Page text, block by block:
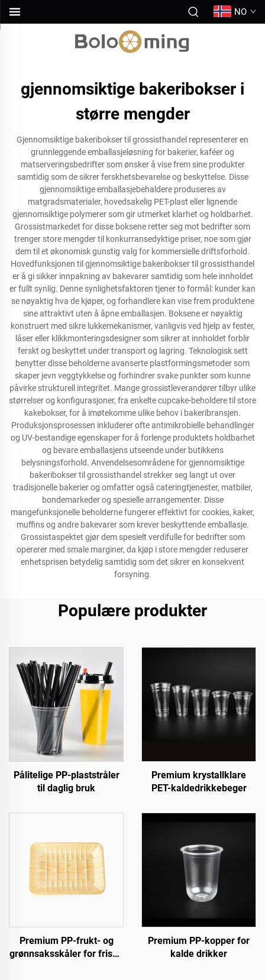
NO
gjennomsiktige bakeribokser i
større mengder
Gjennomsiktige bakeribokser til grossisthandel representerer en
grunnleggende emballasjeløsning for bakerier, kaféer og
matserveringsbedrifter som ønsker å vise frem sine produkter
samtidig som de sikrer ferskhetsbevarelse og beskyttelse. Disse
gjennomsiktige emballasjebehaldere produseres av
matgradsmaterialer, hovedsakelig PET-plast eller lignende
gjennomsiktige polymerer som gir utmerket klarhet og holdbarhet.
Grossistmarkedet for disse boksene retter seg mot bedrifter som
trenger store mengder til konkurransedyktige priser, noe som gjør
dem til et økonomisk gunstig valg for kommersielle driftsforhold.
Hovedfunksjonen til gjennomsiktige bakeribokser til grossisthandel
er å gi sikker innpakning av bakevarer samtidig som hele innholdet
er fullt synlig. Denne synlighetsfaktoren tjener to formål: kunder kan
se nøyaktig hva de kjøper, og forhandlere kan vise frem produktene
sine attraktivt uten å åpne emballasjen. Boksene er nøyaktig
konstruert med sikre lukkemekanismer, vanligvis ved hjelp av fester,
låser eller klikkmonteringsdesigner som sikrer at innholdet forblir
ferskt og beskyttet under transport og lagring. Teknologisk sett
benytter disse beholderne avanserte plastformingsmetoder som
skaper jevn veggtykkelse og forhindrer svake punkter som kunne
påvirke strukturell integritet. Mange grossistleverandører tilbyr ulike
størrelser og konfigurasjoner, fra enkelte cupcake-beholdere til store
kakebokser, for å imøtekomme ulike behov i bakeribransjen.
Produksjonsprosessen inkluderer ofte antimikrobielle behandlinger
og UV-bestandige egenskaper for å forlenge produktets holdbarhet
og bevare emballasjens utseende under butikkens
belysningsforhold. Anvendelsesområdene for gjennomsiktige
bakeribokser til grossisthandel strekker seg langt ut over
tradisjonelle bakerier og omfatter også cateringtjenester, matbiler,
bondemarkeder og spesielle arrangementer. Disse
mangefunksjonelle beholderne fungerer effektivt for cookies, kaker,
muffins og andre bakevarer som krever beskyttende emballasje.
Grossistaspektet gjør dem spesielt verdifulle for bedrifter som
opererer med smale marginer, da kjøp i store mengder reduserer
enhetsprisen betydelig samtidig som det sikrer en konsekvent
forsyning.
Populære produkter
Pålitelige PP-plaststråler
til daglig bruk
Premium krystallklare
PET-kaldedrikkebeger
Premium PP-frukt- og
grønnsaksskåler for friske
Premium PP-kopper for
kalde drikker